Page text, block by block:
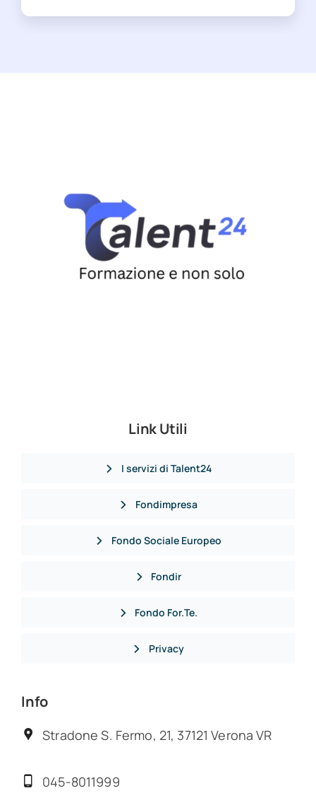
Link Utili
I servizi di Talent24
Fondimpresa
Fondo Sociale Europeo
Fondir
Fondo For.Te.
Privacy
Info
Stradone S. Fermo, 21, 37121 Verona VR
045-8011999